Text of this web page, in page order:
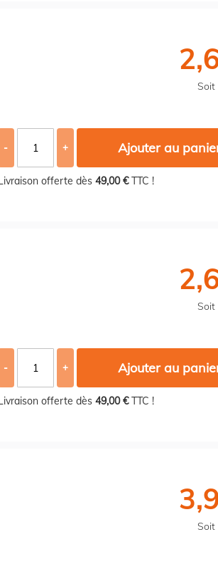
Soit
- + Ajouter au
offerte dès 49,00 €TTC !
Soit
- + Ajouter au
offerte dès 49,00 €TTC !
Soit